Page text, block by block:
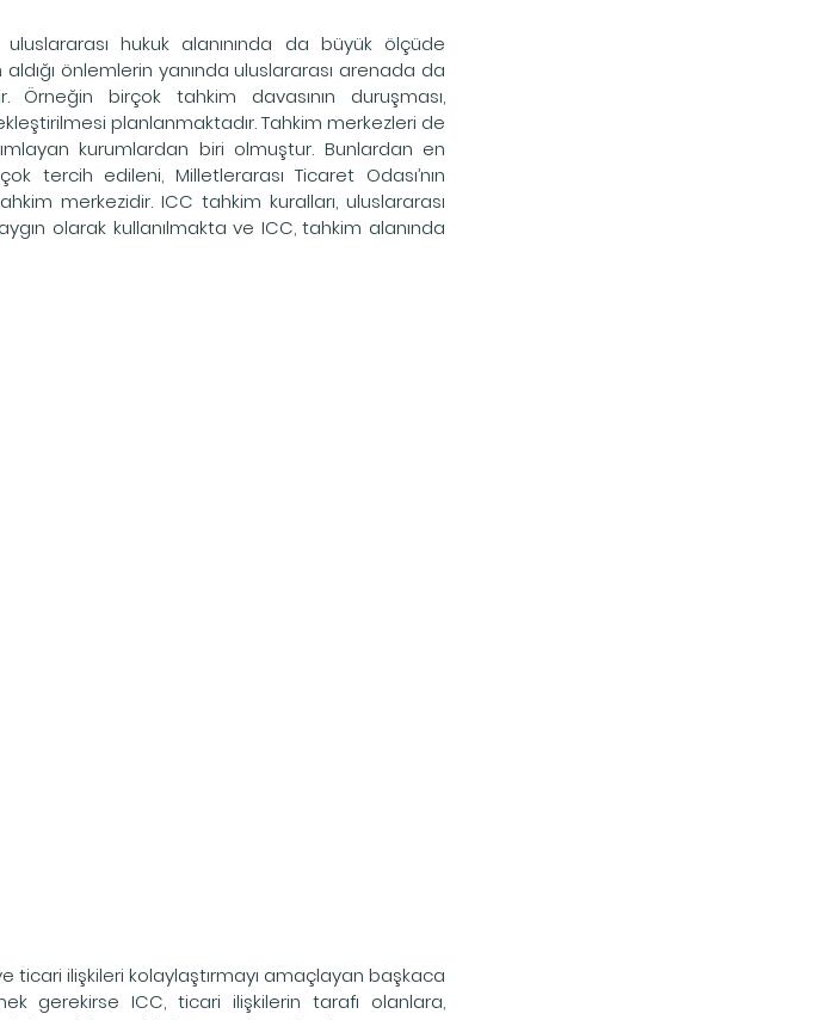
hukuk alanınında da büyük ölçüde
önlemlerin yanında uluslararası arenada da
birçok tahkim davasının duruşması,
planlanmaktadır. Tahkim merkezleri de
kurumlardan biri olmuştur. Bunlardan en
edileni, Milletlerarası Ticaret Odası’nın
merkezidir. ICC tahkim kuralları, uluslararası
olarak kullanılmakta ve ICC, tahkim alanında
ticari ilişkileri kolaylaştırmayı amaçlayan başkaca
gerekirse ICC, ticari ilişkilerin tarafı olanlara,